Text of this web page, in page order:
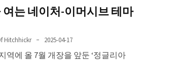
는 네이처-이머시브 테마
Hitchhickr 2025-04-17
역에 올 7월 개장을 앞둔 ‘정글리아